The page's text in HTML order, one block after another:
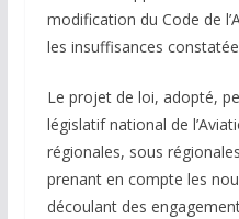
modification du Code de
les insuffisances
Le projet de loi, adopté,
législatif national de
régionales, sous
prenant en compte les
découlant des